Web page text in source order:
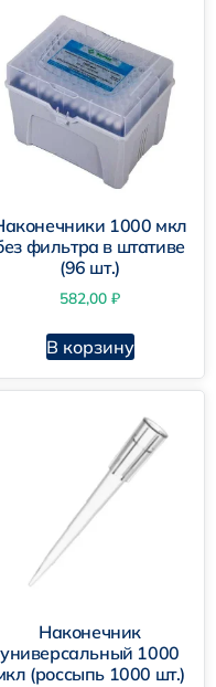
200 мкл
200 мкл в
1000 мкл
фильтра в штативе
(96 шт.)
582,00 ₽
В корзину
Наконечник
универсальный 1000
(россыпь 1000 шт.)